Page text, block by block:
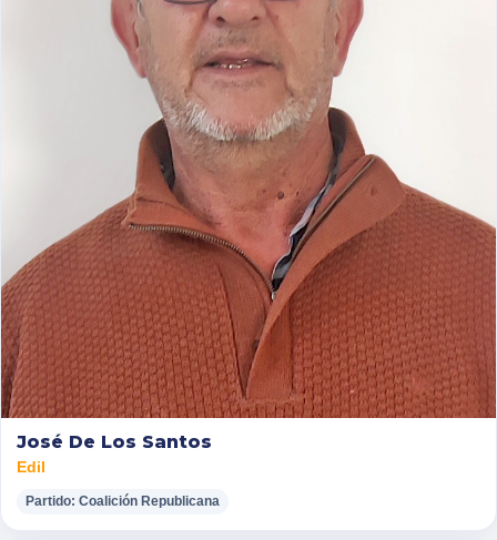
José De Los Santos
Edil
Partido: Coalición Republicana